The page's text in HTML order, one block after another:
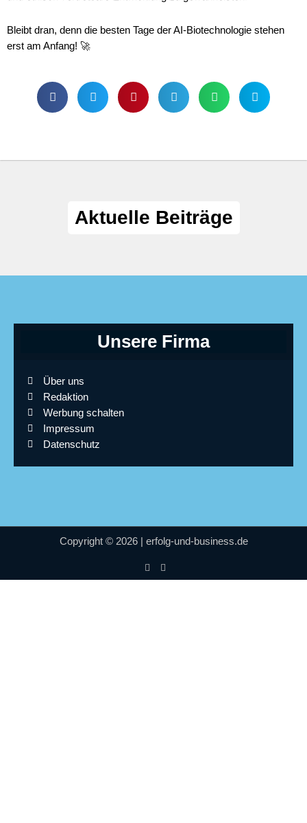
Bleibt dran, denn die besten Tage der AI-Biotechnologie stehen
erst am Anfang! 🚀
Aktuelle Beiträge
Unsere Firma
Über uns
Redaktion
Werbung schalten
Impressum
Datenschutz
Copyright © 2026 | erfolg-und-business.de